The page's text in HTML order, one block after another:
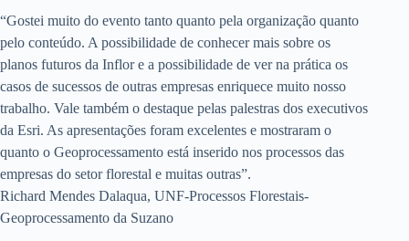
“Gostei muito do evento tanto quanto pela organização quanto
pelo conteúdo. A possibilidade de conhecer mais sobre os
planos futuros da Inflor e a possibilidade de ver na prática os
casos de sucessos de outras empresas enriquece muito nosso
trabalho. Vale também o destaque pelas palestras dos executivos
da Esri. As apresentações foram excelentes e mostraram o
quanto o Geoprocessamento está inserido nos processos das
empresas do setor florestal e muitas outras”.
Richard Mendes Dalaqua, UNF-Processos Florestais-
Geoprocessamento da Suzano